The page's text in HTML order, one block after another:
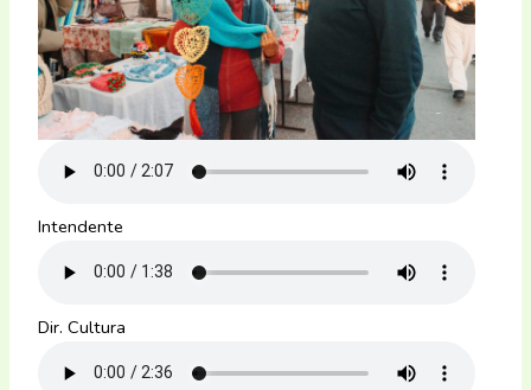
Intendente
Dir. Cultura